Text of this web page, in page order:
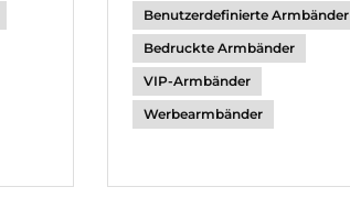
Benutzerdefinierte Armbänder
Bedruckte Armbänder
VIP-Armbänder
Werbearmbänder